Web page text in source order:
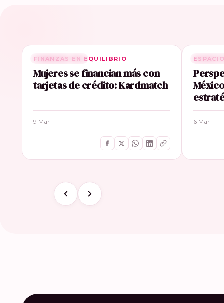
RELACIONADA
FINANZAS EN EQUILIBRIO
Mujeres se financian más con
tarjetas de crédito: Kardmatch
9 Mar 6 Mar